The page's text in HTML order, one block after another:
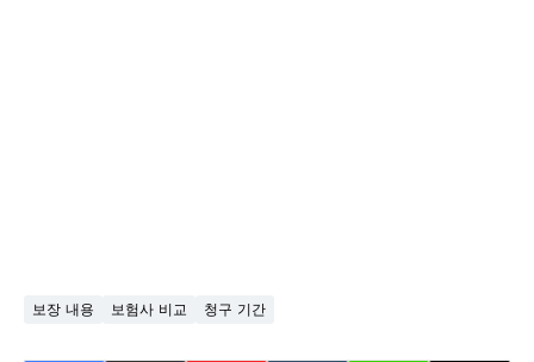
보장 내용 보험사 비교 청구 기간